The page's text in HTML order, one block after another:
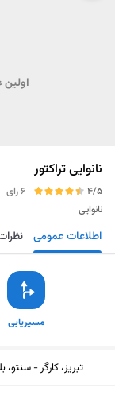
نانوایی تراکتور
4/5
6 رای
نانوایی
مسیریابی
اطلاعات عمومی
مسیریابی
تبریز، کارگر - سنتو، بلوار 22 بهمن، بین میدان راه آهن و صبا